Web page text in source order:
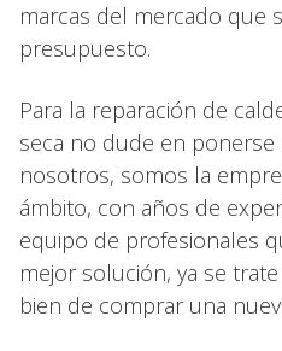
marcas del mercado que
presupuesto.
Para la reparación de
seca no dude en
nosotros, somos la
ámbito, con años de
equipo de profesionales
mejor solución, ya se
bien de comprar una